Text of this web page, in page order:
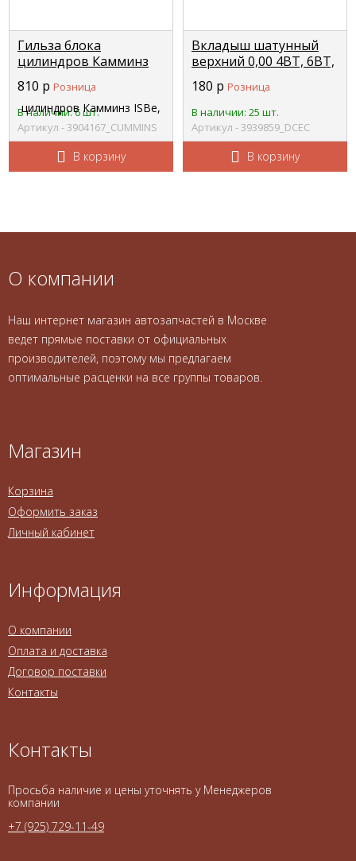
Гильза блока
цилиндров Камминз
ISBe, ISDe V=4.5, 6.7
Ремонтная (D=110mm/
толщина 2,13mm)
4919951 CUMMINS
3904167
810 р Розница
В наличии: 6 шт.
Артикул - 3904167_CUMMINS
В корзину
Вкладыш шатунный
верхний 0,00 4BT, 6BT,
ISBe, ISD, QSB5.9
3969562/3901170 DCEC
3939859
180 р Розница
В наличии: 25 шт.
Артикул - 3939859_DCEC
В корзину
О компании
Наш интернет магазин автозапчастей в Москве
ведет прямые поставки от официальных
производителей, поэтому мы предлагаем
оптимальные расценки на все группы товаров.
Магазин
Корзина
Оформить заказ
Личный кабинет
Информация
О компании
Оплата и доставка
Договор поставки
Контакты
Контакты
Просьба наличие и цены уточнять у Менеджеров
компании
+7 (925) 729-11-49